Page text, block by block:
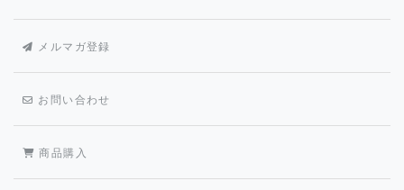
メルマガ登録
お問い合わせ
商品購入